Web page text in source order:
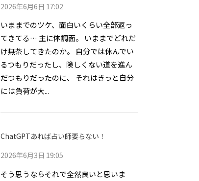
2026年6月6日 17:02
いままでのツケ、面白いくらい全部返っ
てきてる… 主に体調面。 いままでどれだ
け無茶してきたのか。 自分では休んでい
るつもりだったし、険しくない道を進ん
だつもりだったのに、 それはきっと自分
には負荷が大...
ChatGPTあれば占い師要らない！
2026年6月3日 19:05
そう思うならそれで全然良いと思いま